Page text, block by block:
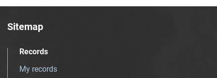
Sitemap
Records
My records